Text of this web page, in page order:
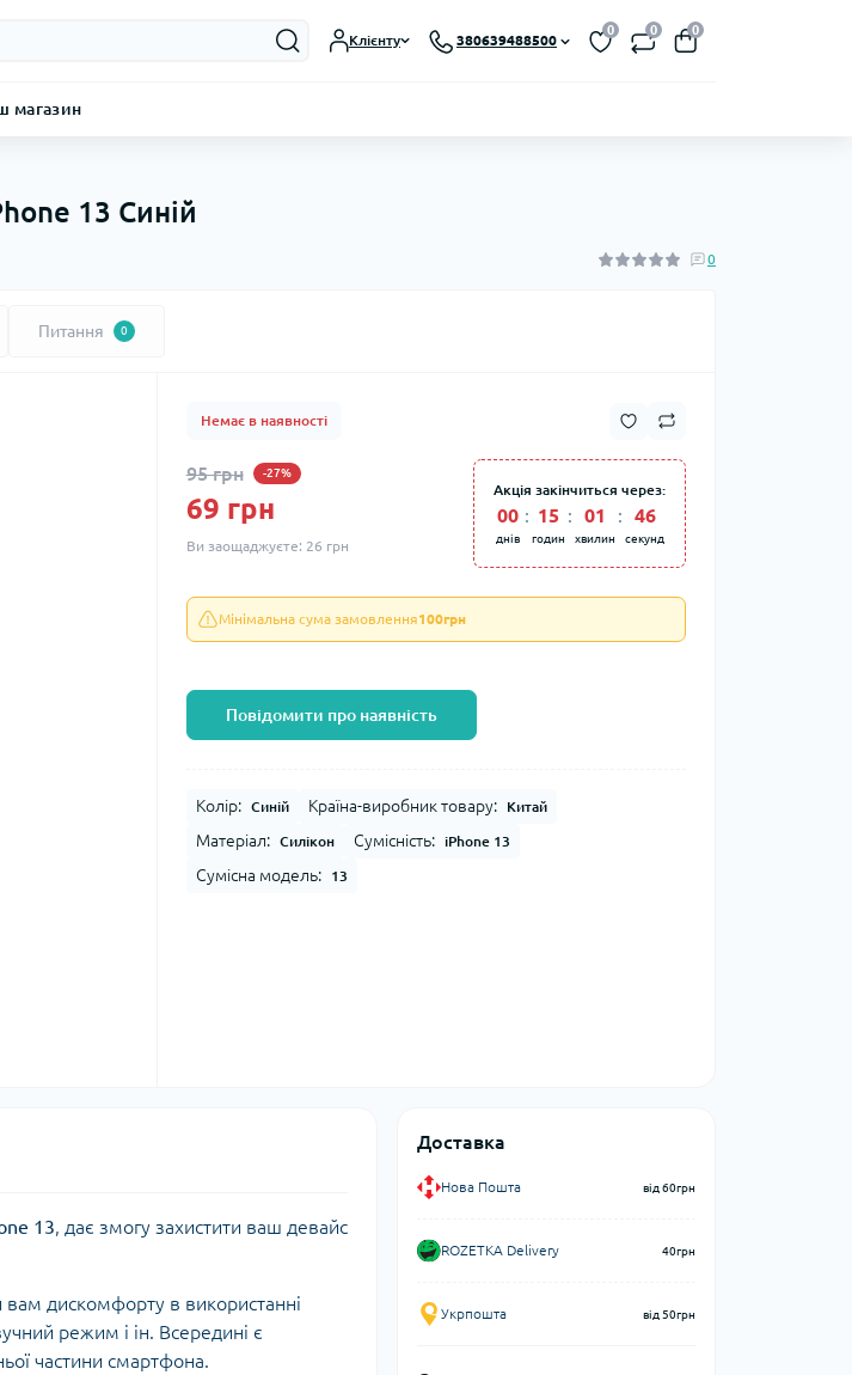
Клієнту 380639488500
0 0 0
магазин
13 Синій
0
Питання 0
Немає в наявності
95 грн -27%
69 грн
Ви заощаджуєте: 26 грн
Акція закінчиться через:
00
днів
: 15
годин
: 01
хвилин
: 44
секунд
Мінімальна сума замовлення100грн
Повідомити про наявність
Колір: Синій Країна-виробник товару: Китай
Матеріал: Силікон Сумісність: iPhone 13
Сумісна модель: 13
Доставка
Нова Пошта від 60грн
ROZETKA Delivery 40грн
Укрпошта від 50грн
13, дає змогу захистити ваш девайс
дискомфорту в використанні
режим і ін. Всередині є
частини смартфона.